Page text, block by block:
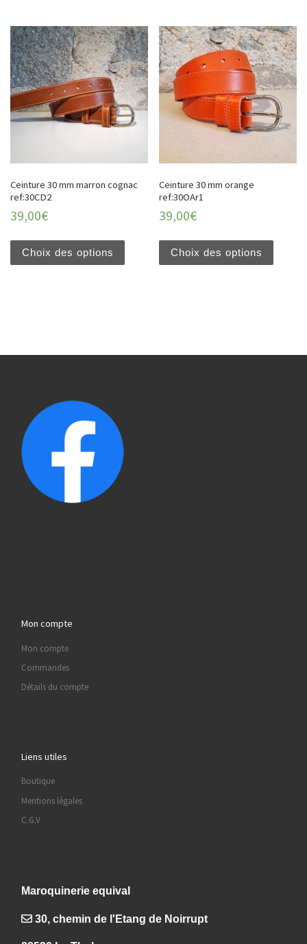
Ceinture 30 mm marron cognac
ref:30CD2
39,00€
Choix des options
Ceinture 30 mm orange
ref:30OAr1
39,00€
Choix des options
Mon compte
Mon compte
Commandes
Détails du compte
Liens utiles
Boutique
Mentions légales
C.G.V
Maroquinerie equival
30, chemin de l'Etang de Noirrupt